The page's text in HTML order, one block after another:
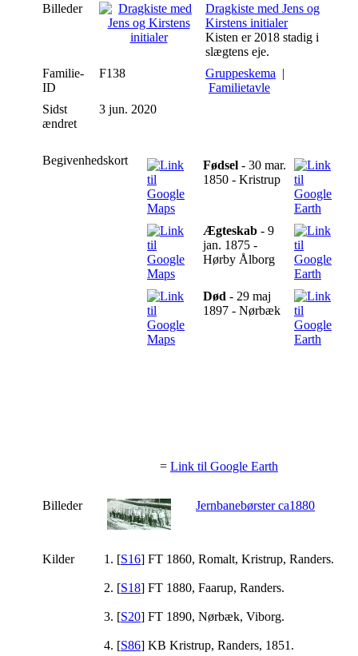
Billeder
Dragkiste med Jens og
Kirstens initialer
Kisten er 2018 stadig i
slægtens eje.
Familie-
ID
F138 Gruppeskema |
Familietavle
Sidst
ændret
3 jun. 2020
Begivenhedskort Fødsel - 30 mar.
1850 - Kristrup
Ægteskab - 9
jan. 1875 -
Hørby Ålborg
Død - 29 maj
1897 - Nørbæk
= Link til Google Earth
Billeder Jernbanebørster ca1880
Kilder [S16] FT 1860, Romalt, Kristrup, Randers.
[S18] FT 1880, Faarup, Randers.
[S20] FT 1890, Nørbæk, Viborg.
[S86] KB Kristrup, Randers, 1851.